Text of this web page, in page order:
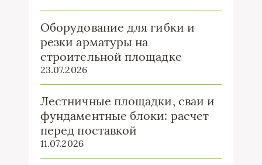
Оборудование для гибки и
резки арматуры на
строительной площадке
23.07.2026
Лестничные площадки, сваи и
фундаментные блоки: расчет
перед поставкой
11.07.2026